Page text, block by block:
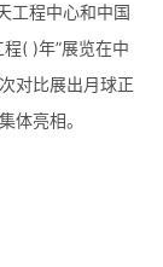
工程中心和中国
( )年”展览在中
对比展出月球正
体亮相。